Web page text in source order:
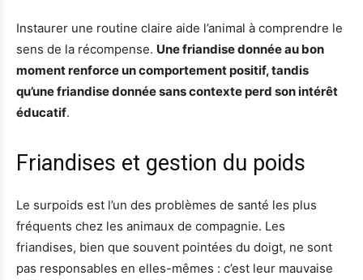
Instaurer une routine claire aide l’animal à comprendre le
sens de la récompense. Une friandise donnée au bon
moment renforce un comportement positif, tandis
qu’une friandise donnée sans contexte perd son intérêt
éducatif.
Friandises et gestion du poids
Le surpoids est l’un des problèmes de santé les plus
fréquents chez les animaux de compagnie. Les
friandises, bien que souvent pointées du doigt, ne sont
pas responsables en elles-mêmes : c’est leur mauvaise